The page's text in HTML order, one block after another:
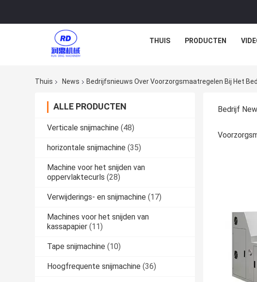
THUIS PRODUCTEN
Thuis News Bedrijfsnieuws Over Voorzorgsmaatregelen Bij Het
ALLE PRODUCTEN
Verticale snijmachine (48)
horizontale snijmachine (35)
Machine voor het snijden van
oppervlaktecurls (28)
Verwijderings- en snijmachine (17)
Machines voor het snijden van
kassapapier (11)
Tape snijmachine (10)
Hoogfrequente snijmachine (36)
Bedrijf